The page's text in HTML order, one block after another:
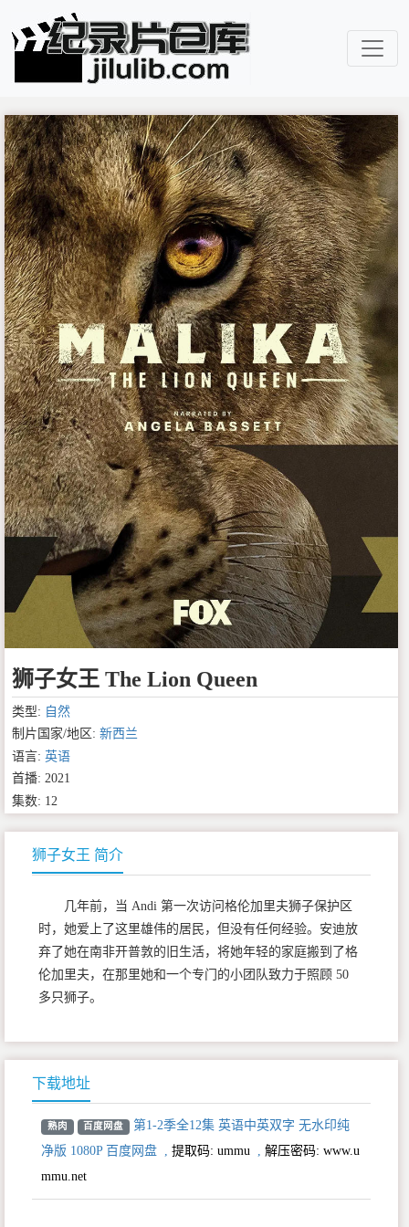
狮子女王 The Lion Queen
类型: 自然
制片国家/地区: 新西兰
语言: 英语
首播: 2021
集数: 12
狮子女王 简介
几年前，当 Andi 第一次访问格伦加里夫狮子保护区
时，她爱上了这里雄伟的居民，但没有任何经验。安迪放
弃了她在南非开普敦的旧生活，将她年轻的家庭搬到了格
伦加里夫，在那里她和一个专门的小团队致力于照顾 50
多只狮子。
下载地址
熟肉 百度网盘
第1-2季全12集 英语中英双字 无水印纯
净版 1080P 百度网盘 , 提取码: ummu , 解压密码: www.u
mmu.net